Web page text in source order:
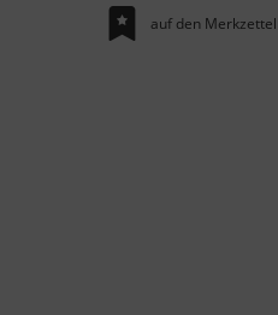
auf den Merkzettel